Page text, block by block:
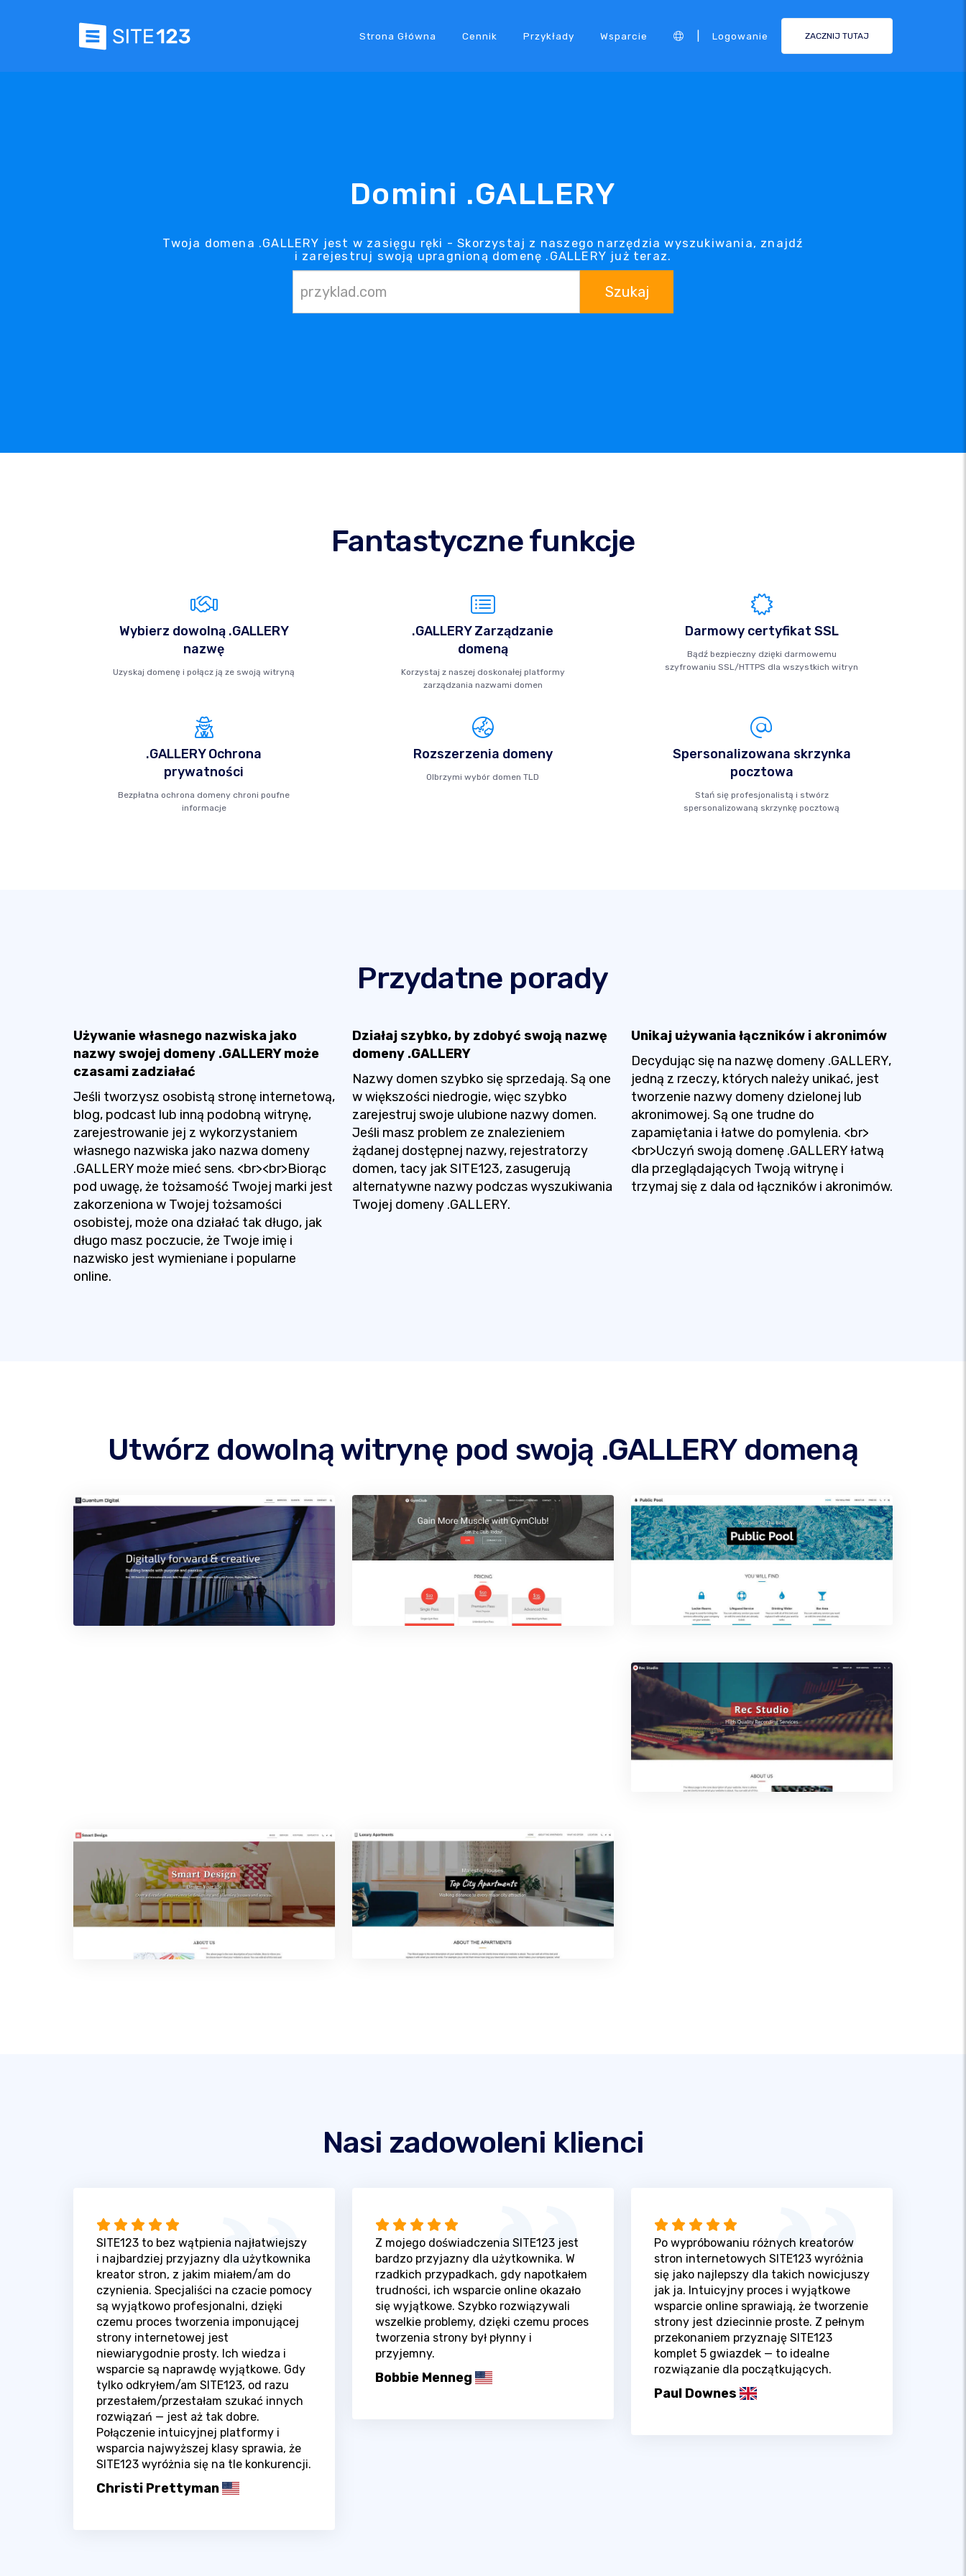
Strona Główna Cennik Przykłady Wsparcie Logowanie ZACZNIJ TUTAJ
Domini .GALLERY
Twoja domena .GALLERY jest w zasięgu ręki - Skorzystaj z naszego narzędzia wyszukiwania, znajdź
i zarejestruj swoją upragnioną domenę .GALLERY już teraz.
Szukaj
Fantastyczne funkcje
Wybierz dowolną .GALLERY
nazwę
Uzyskaj domenę i połącz ją ze swoją witryną
.GALLERY Zarządzanie
domeną
Korzystaj z naszej doskonałej platformy
zarządzania nazwami domen
Darmowy certyfikat SSL
Bądź bezpieczny dzięki darmowemu
szyfrowaniu SSL/HTTPS dla wszystkich witryn
.GALLERY Ochrona
prywatności
Bezpłatna ochrona domeny chroni poufne
informacje
Rozszerzenia domeny
Olbrzymi wybór domen TLD
Spersonalizowana skrzynka
pocztowa
Stań się profesjonalistą i stwórz
spersonalizowaną skrzynkę pocztową
Przydatne porady
Używanie własnego nazwiska jako
nazwy swojej domeny .GALLERY może
czasami zadziałać
Jeśli tworzysz osobistą stronę internetową,
blog, podcast lub inną podobną witrynę,
zarejestrowanie jej z wykorzystaniem
własnego nazwiska jako nazwa domeny
.GALLERY może mieć sens. <br><br>Biorąc
pod uwagę, że tożsamość Twojej marki jest
zakorzeniona w Twojej tożsamości
osobistej, może ona działać tak długo, jak
długo masz poczucie, że Twoje imię i
nazwisko jest wymieniane i popularne
online.
Działaj szybko, by zdobyć swoją nazwę
domeny .GALLERY
Nazwy domen szybko się sprzedają. Są one
w większości niedrogie, więc szybko
zarejestruj swoje ulubione nazwy domen.
Jeśli masz problem ze znalezieniem
żądanej dostępnej nazwy, rejestratorzy
domen, tacy jak SITE123, zasugerują
alternatywne nazwy podczas wyszukiwania
Twojej domeny .GALLERY.
Unikaj używania łączników i akronimów
Decydując się na nazwę domeny .GALLERY,
jedną z rzeczy, których należy unikać, jest
tworzenie nazwy domeny dzielonej lub
akronimowej. Są one trudne do
zapamiętania i łatwe do pomylenia. <br>
<br>Uczyń swoją domenę .GALLERY łatwą
dla przeglądających Twoją witrynę i
trzymaj się z dala od łączników i akronimów.
Utwórz dowolną witrynę pod swoją .GALLERY domeną
Nasi zadowoleni klienci
SITE123 to bez wątpienia najłatwiejszy
i najbardziej przyjazny dla użytkownika
kreator stron, z jakim miałem/am do
czynienia. Specjaliści na czacie pomocy
są wyjątkowo profesjonalni, dzięki
czemu proces tworzenia imponującej
strony internetowej jest
niewiarygodnie prosty. Ich wiedza i
wsparcie są naprawdę wyjątkowe. Gdy
tylko odkryłem/am SITE123, od razu
przestałem/przestałam szukać innych
rozwiązań — jest aż tak dobre.
Połączenie intuicyjnej platformy i
wsparcia najwyższej klasy sprawia, że
SITE123 wyróżnia się na tle konkurencji.
Christi Prettyman
Z mojego doświadczenia SITE123 jest
bardzo przyjazny dla użytkownika. W
rzadkich przypadkach, gdy napotkałem
trudności, ich wsparcie online okazało
się wyjątkowe. Szybko rozwiązywali
wszelkie problemy, dzięki czemu proces
tworzenia strony był płynny i
przyjemny.
Bobbie Menneg
Po wypróbowaniu różnych kreatorów
stron internetowych SITE123 wyróżnia
się jako najlepszy dla takich nowicjuszy
jak ja. Intuicyjny proces i wyjątkowe
wsparcie online sprawiają, że tworzenie
strony jest dziecinnie proste. Z pełnym
przekonaniem przyznaję SITE123
komplet 5 gwiazdek — to idealne
rozwiązanie dla początkujących.
Paul Downes